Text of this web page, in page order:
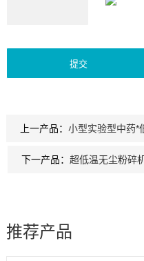
上一产品： 小型实验型中药*
下一产品： 超低温无尘粉碎
推荐产品